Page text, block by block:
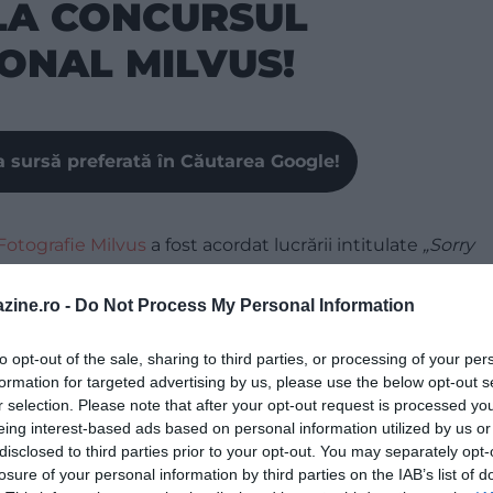
- Do Not Process My Personal Information
opt-out of the sale, sharing to third parties, or processing of your
for targeted advertising by us, please use the below opt-out
selection. Please note that after your opt-out request is processed
interest-based ads based on personal information utilized by us
to third parties prior to your opt-out. You may separately
of your personal information by third parties on the IAB’s list of
CONCURSUL
MILVUS!
sursă preferată în Căutarea Google!
Milvus a fost acordat lucrării intitulate „Sorry
de gunoaie și deșeuri.
( „Spotlight” ), Aranyossy Tamás („ Connection ”), Kai
death in a glance” ), Gabriel Rusu („Radiant dawn”),
(„Dance of the spirits”).
lucrarea „Cold family”.